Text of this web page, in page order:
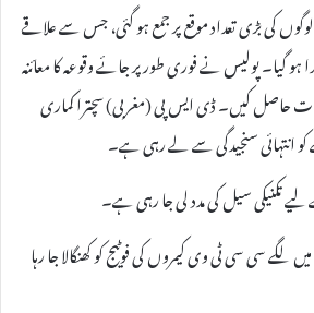
کی بڑی تعداد موقع پر جمع ہو گئی، جس سے علاقے
گیا۔ پولیس نے فوری طور پر جائے وقوعہ کا معائنہ
حاصل کیں۔ ڈی ایس پی (مغربی) سچترا کماری
انتہائی سنجیدگی سے لے رہی ہے۔
تکنیکی سیل کی مدد لی جا رہی ہے۔
سی سی ٹی وی کیمروں کی فوٹیج کو کھنگالا جا رہا